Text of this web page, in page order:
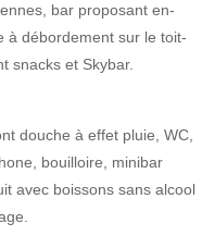
bar proposant en-
à débordement sur le toit-
snacks et Skybar.
douche à effet pluie, WC,
bouilloire, minibar
avec boissons sans alcool